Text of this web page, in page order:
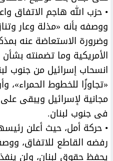
• حزب الله هاجم الاتفاق
ووصفه بأنه «مذلة وعار
وضرورة الاستعاضة عنه
الأمريكية وما تضمنته
انسحاب إسرائيل من جنوب
«تجاوزًا للخطوط الحمراء»،
مجانية لإسرائيل ويبقى على
فى جنوب لبنان.
• حركة أمل، حيث أعلن
رفضه القاطع للاتفاق،
يحفظ حقوق لبنان، ولن ينفذ